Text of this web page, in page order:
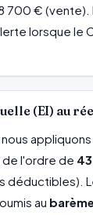
700 € (vente).
lorsque le
(EI) au
de l'ordre de
déductibles).
au